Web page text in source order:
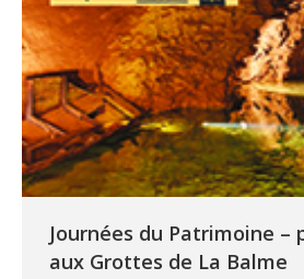
Journées du Patrimoine –
aux Grottes de La Balme